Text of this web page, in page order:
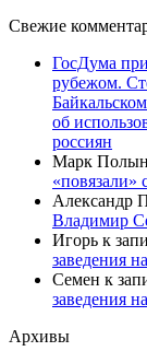
Свежие
ГосДума
рубежом.
об
россиян
Марк
«повязали»
Александр
Владимир
Игорь к
заведения
Семен к
заведения
Архивы